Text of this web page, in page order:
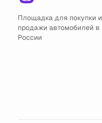
Площадка для покупки и
продажи автомобилей в
России